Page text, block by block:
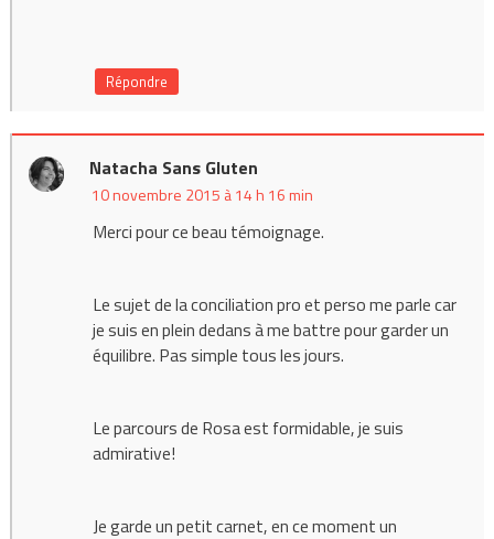
Répondre
Natacha Sans Gluten
10 novembre 2015 à 14 h 16 min
Merci pour ce beau témoignage.
Le sujet de la conciliation pro et perso me parle car
je suis en plein dedans à me battre pour garder un
équilibre. Pas simple tous les jours.
Le parcours de Rosa est formidable, je suis
admirative!
Je garde un petit carnet, en ce moment un